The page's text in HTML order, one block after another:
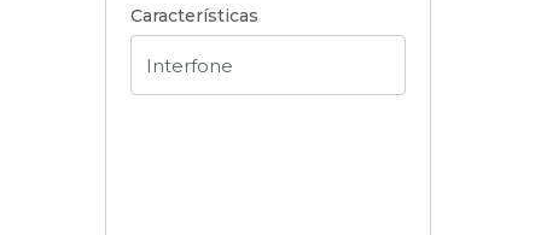
Características